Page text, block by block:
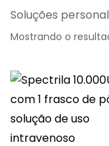
Soluções
Mostrando o